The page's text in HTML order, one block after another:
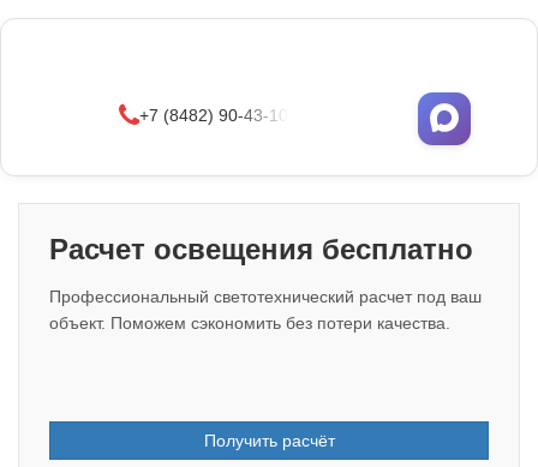
+7 (8482) 90-43-10
Расчет освещения бесплатно
Профессиональный светотехнический расчет под ваш
объект. Поможем сэкономить без потери качества.
Получить расчёт